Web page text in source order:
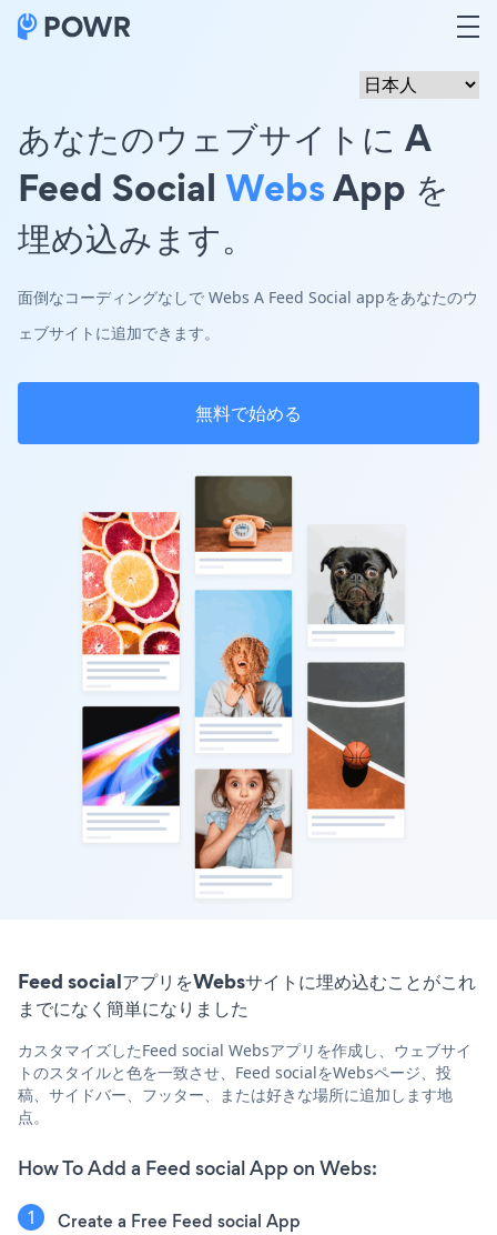
あなたのウェブサイトに A
Feed Social WebsApp を
埋め込みます。
面倒なコーディングなしで Webs A Feed Social appをあなたのウ
ェブサイトに追加できます。
無料で始める
Feed socialアプリをWebsサイトに埋め込むことがこれ
までになく簡単になりました
カスタマイズしたFeed social Websアプリを作成し、ウェブサイ
トのスタイルと色を一致させ、Feed socialをWebsページ、投
稿、サイドバー、フッター、または好きな場所に追加します地
点。
How To Add a Feed social App on Webs:
Create a Free Feed social App